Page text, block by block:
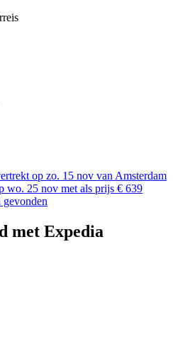
op zo. 15 nov van Amsterdam
wo. 25 nov met als prijs € 639
gevonden
met Expedia